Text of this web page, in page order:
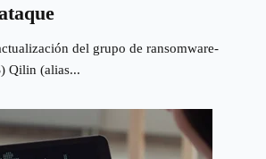
del grupo de ransomware-
Qilin (alias...